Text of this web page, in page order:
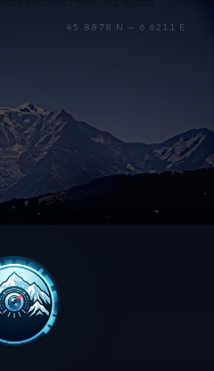
45.8878 N — 6.6211 E